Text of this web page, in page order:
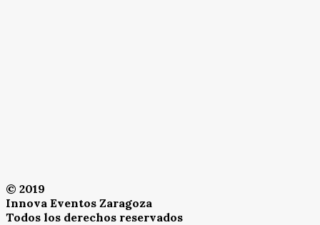
© 2019
Innova Eventos Zaragoza
Todos los derechos reservados